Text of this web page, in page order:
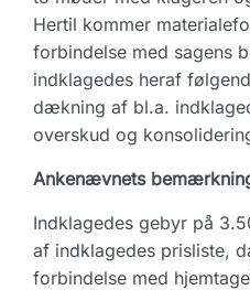
Hertil kommer
forbindelse med sagens
indklagedes heraf
dækning af bl.a.
overskud og
An­ke­næv­nets
Indklagedes gebyr på
af indklagedes prisliste,
forbindelse med